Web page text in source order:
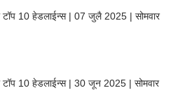
टॉप 10 हेडलाईन्स | 07 जुलै 2025 | सोमवार
टॉप 10 हेडलाईन्स | 30 जून 2025 | सोमवार